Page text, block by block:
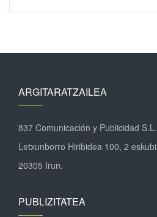
ARGITARATZAILEA
837 Comunicación y Publicidad S.L.
Letxunborro Hiribidea 100, 2 eskubi
20305 Irun.
PUBLIZITATEA